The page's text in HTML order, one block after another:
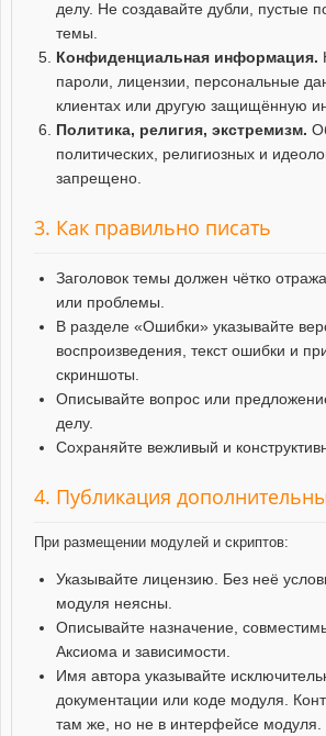
делу. Не создавайте дубли, пустые
темы.
Конфиденциальная информация.
пароли, лицензии, персональные
клиентах или другую защищённую
Политика, религия, экстремизм.
политических, религиозных и
запрещено.
3. Как правильно писать
Заголовок темы должен чётко
или проблемы.
В разделе «Ошибки» указывайте
воспроизведения, текст ошибки и
скриншоты.
Описывайте вопрос или
делу.
Сохраняйте вежливый и
4. Публикация
При размещении модулей и скриптов:
Указывайте лицензию. Без неё
модуля неясны.
Описывайте назначение,
Аксиома и зависимости.
Имя автора указывайте
документации или коде модуля.
там же, но не в интерфейсе модуля.